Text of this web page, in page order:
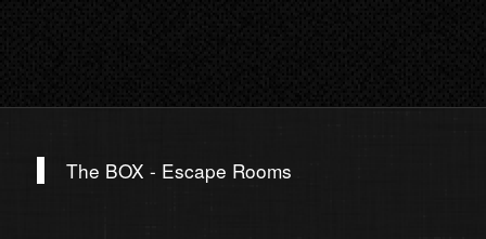
The BOX - Escape Rooms